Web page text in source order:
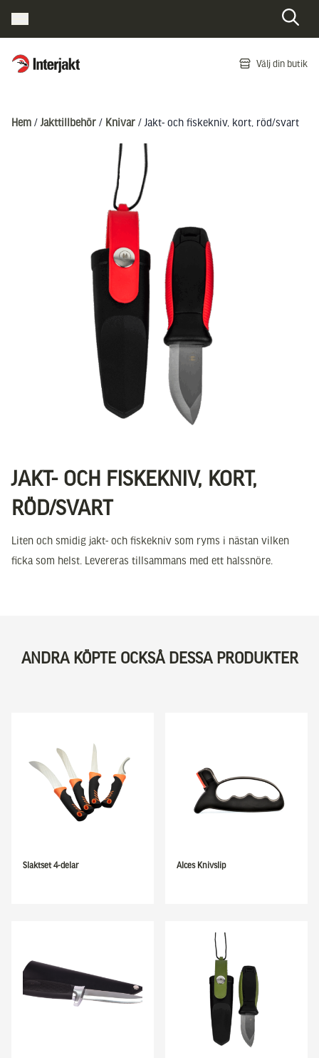
Interjakt SE Välj din butik
Hem / Jakttillbehör / Knivar / Jakt- och fiskekniv, kort, röd/svart
JAKT- OCH FISKEKNIV, KORT,
RÖD/SVART
Liten och smidig jakt- och fiskekniv som ryms i nästan vilken
ficka som helst. Levereras tillsammans med ett halssnöre.
ANDRA KÖPTE OCKSÅ DESSA PRODUKTER
Slaktset 4-delar Alces Knivslip